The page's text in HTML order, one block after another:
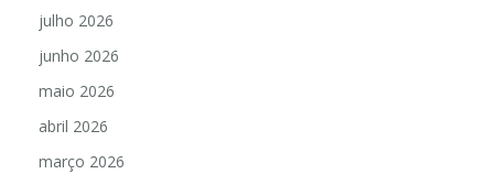
julho 2026
junho 2026
maio 2026
abril 2026
março 2026